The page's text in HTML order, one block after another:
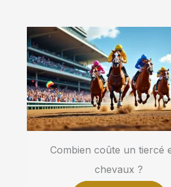
Combien coûte un tiercé
chevaux ?